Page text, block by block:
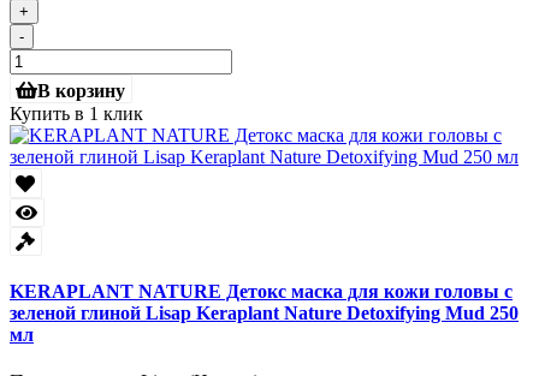
+
-
В корзину
Купить в 1 клик
KERAPLANT NATURE Детокс маска для кожи головы с
зеленой глиной Lisap Keraplant Nature Detoxifying Mud 250
мл